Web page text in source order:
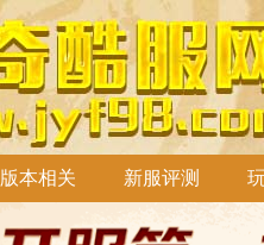
版本相关 新服评测